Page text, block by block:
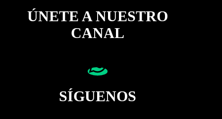
ÚNETE A NUESTRO
CANAL
SÍGUENOS